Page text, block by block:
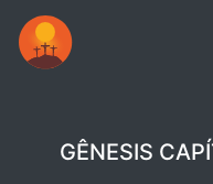
GÊNESIS